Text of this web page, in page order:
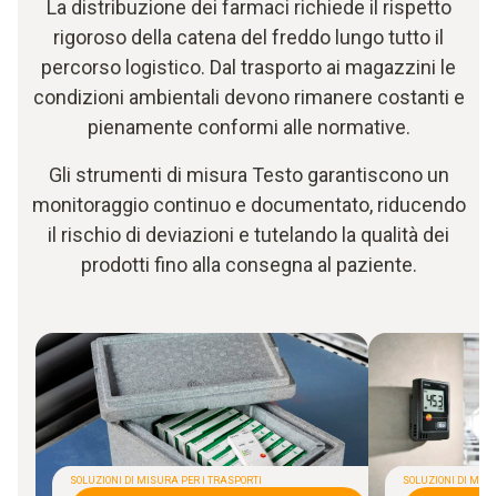
La distribuzione dei farmaci richiede il rispetto
rigoroso della catena del freddo lungo tutto il
percorso logistico. Dal trasporto ai magazzini le
condizioni ambientali devono rimanere costanti e
pienamente conformi alle normative.
Gli strumenti di misura Testo garantiscono un
monitoraggio continuo e documentato, riducendo
il rischio di deviazioni e tutelando la qualità dei
prodotti fino alla consegna al paziente.
SOLUZIONI DI MISURA PER I TRASPORTI SOLUZIONI DI